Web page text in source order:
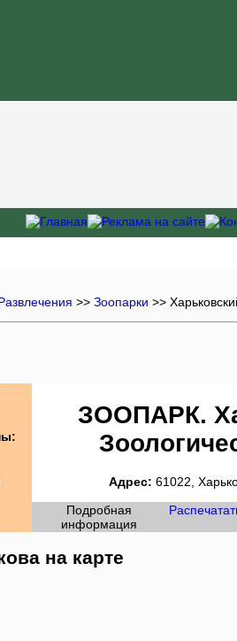
>> Зоопарки >>
ЗООПАРК.
Адрес: 61022,
Подробная
информация
на карте